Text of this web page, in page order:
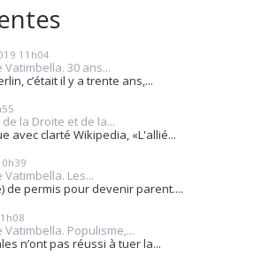
11h04
Vatimbella. 30 ans...
c’était il y a trente ans,...
la Droite et de la...
avec clarté Wikipedia, «L'allié...
Vatimbella. Les...
de permis pour devenir parent....
Vatimbella. Populisme,...
n’ont pas réussi à tuer la...